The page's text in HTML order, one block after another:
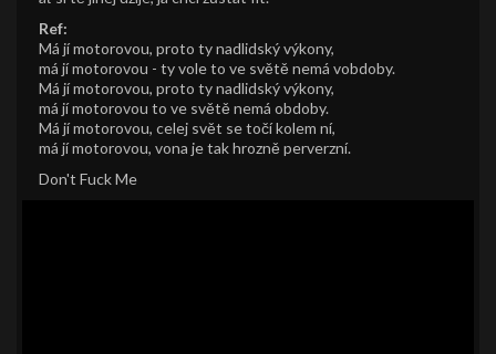
Ref:
Má jí motorovou, proto ty nadlidský výkony,
má jí motorovou - ty vole to ve světě nemá vobdoby.
Má jí motorovou, proto ty nadlidský výkony,
má jí motorovou to ve světě nemá obdoby.
Má jí motorovou, celej svět se točí kolem ní,
má jí motorovou, vona je tak hrozně perverzní.
Don't Fuck Me